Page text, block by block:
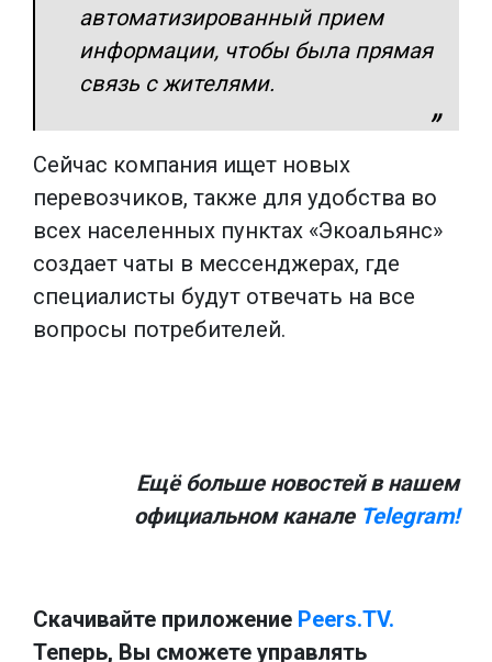
автоматизированный прием
информации, чтобы была прямая
связь с жителями.
Сейчас компания ищет новых
перевозчиков, также для удобства во
всех населенных пунктах «Экоальянс»
создает чаты в мессенджерах, где
специалисты будут отвечать на все
вопросы потребителей.
Ещё больше новостей в нашем
официальном канале Telegram!
Скачивайте приложение Peers.TV.
Теперь, Вы сможете управлять